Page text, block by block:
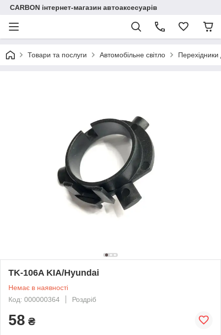
CARBON інтернет-магазин автоаксесуарів
Товари та послуги Автомобільне світло
TK-106A KIA/Hyundai
Немає в наявності
Код: 000000364
Роздріб
58 ₴